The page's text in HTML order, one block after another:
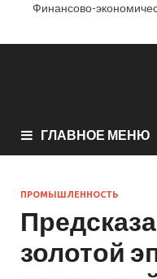
Финансово-
ГЛАВНОЕ МЕНЮ
ПРОМЫШЛЕННОСТЬ
золотой